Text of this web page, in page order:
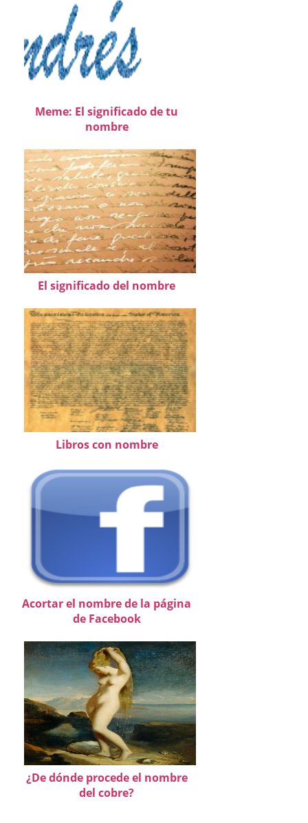
Meme: El significado de tu
nombre
El significado del nombre
Libros con nombre
Acortar el nombre de la página
de Facebook
¿De dónde procede el nombre
del cobre?